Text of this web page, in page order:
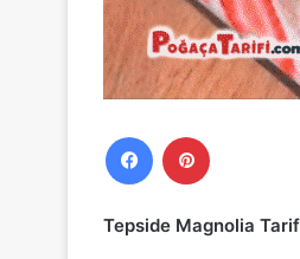
Facebook
Tepside Magnolia